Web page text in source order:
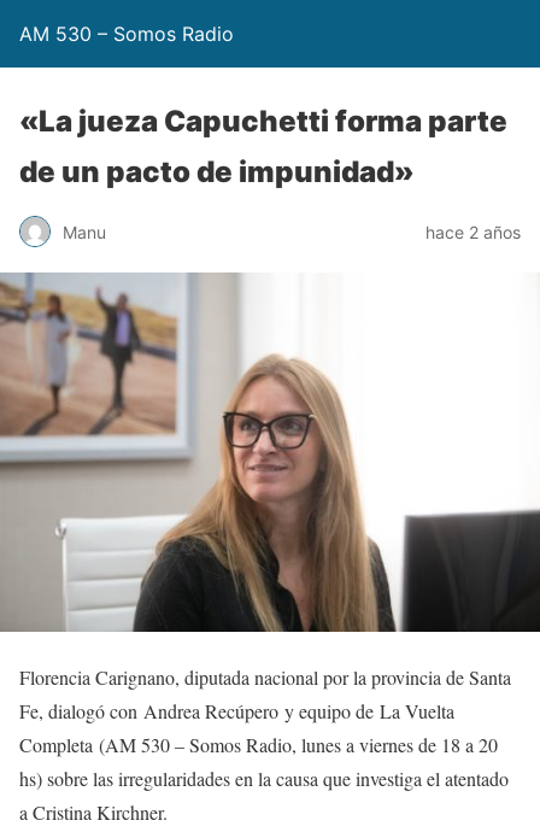
AM 530 – Somos Radio
«La jueza Capuchetti forma parte
de un pacto de impunidad»
Manu hace 2 años
Florencia Carignano, diputada nacional por la provincia de Santa
Fe, dialogó con Andrea Recúpero y equipo de La Vuelta
Completa (AM 530 – Somos Radio, lunes a viernes de 18 a 20
hs) sobre las irregularidades en la causa que investiga el atentado
a Cristina Kirchner.